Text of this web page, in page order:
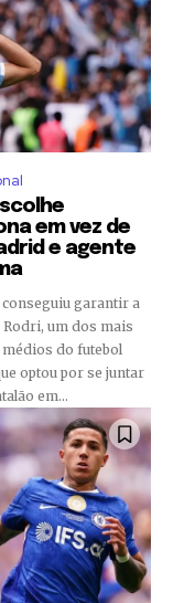
em vez de
e agente
garantir a
Rodri, um dos mais
do futebol
optou por se juntar
em...